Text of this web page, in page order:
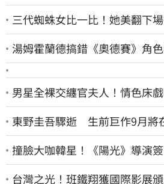
三代蜘蛛女比一比！她美翻下
湯姆霍蘭德搞錯《奧德賽》角
男星全裸交纏官夫人！情色床
東野圭吾驟逝 生前巨作9月將
撞臉大咖韓星！《陽光》導演
台灣之光！班鐵翔獲國際影展